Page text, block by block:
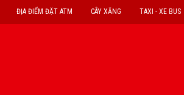
TAXI - XE BUS
CÂY XĂNG
ĐỊA ĐIỂM ĐẶT ATM